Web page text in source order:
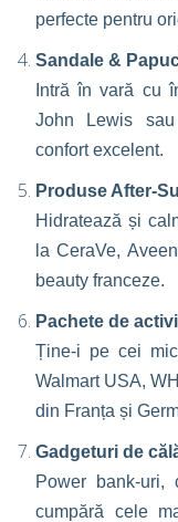
perfecte pentru
Sandale &
Intră în vară cu
John Lewis sau
confort excelent.
Produse After-
Hidratează și
la CeraVe,
beauty franceze.
Pachete de
Ține-i pe cei
Walmart USA,
din Franța și
Gadgeturi de
Power bank-
cumpără cele